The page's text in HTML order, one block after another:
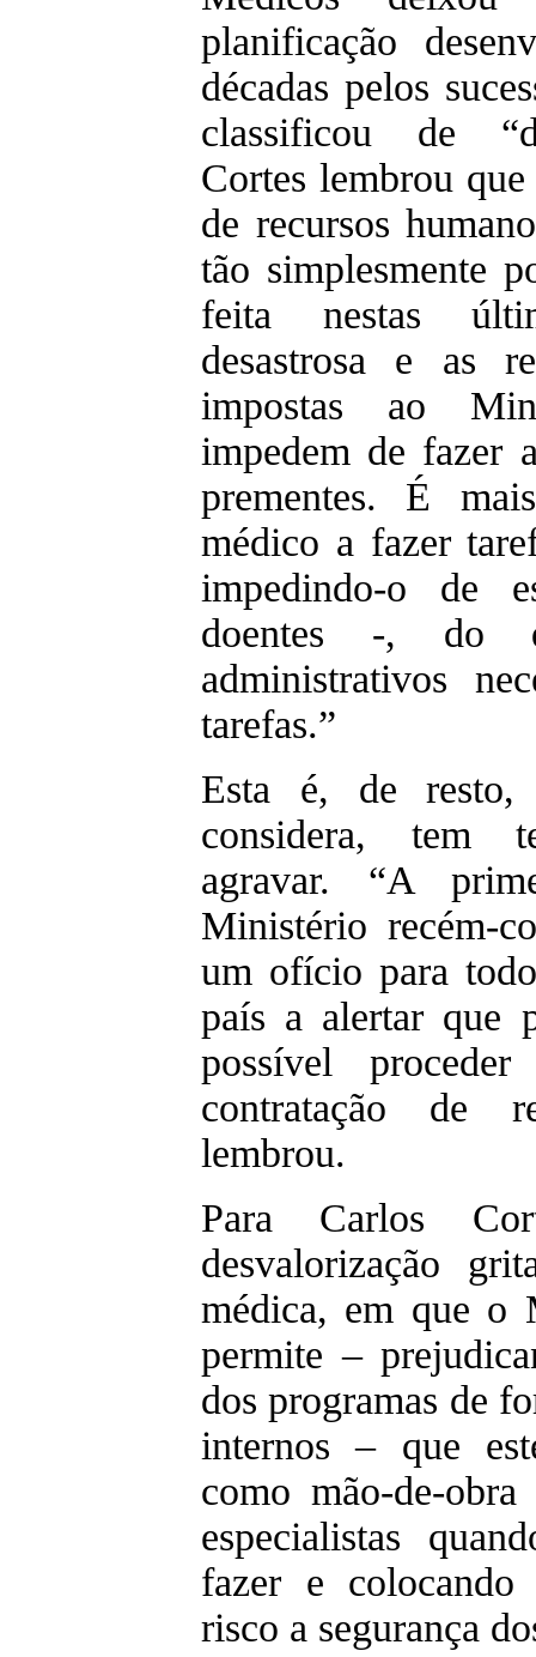
planificação
décadas pelos
classificou de
Cortes lembrou
de recursos
tão simplesmente
feita nestas
desastrosa e as
impostas ao
impedem de fazer
prementes. É
médico a fazer
impedindo-o de
doentes -, do
administrativos
tarefas.”
Esta é, de resto,
considera, tem
agravar. “A
Ministério recém-
um ofício para
país a alertar que
possível
contratação de
lembrou.
Para Carlos
desvalorização
médica, em que o
permite –
dos programas de
internos – que
como mão-de-
especialistas
fazer e colocando
risco a segurança